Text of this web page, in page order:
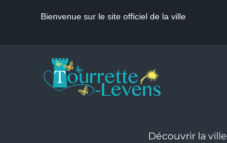
Bienvenue sur le site officiel de la ville
Découvrir la ville